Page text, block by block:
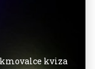
kviza